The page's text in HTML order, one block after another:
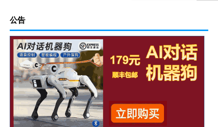
公告